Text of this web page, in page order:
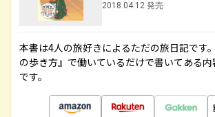
2018.04.12 発売
本書は4人の旅好きによるただの旅日記です
の歩き方』で働いているだけで書いてある
です。